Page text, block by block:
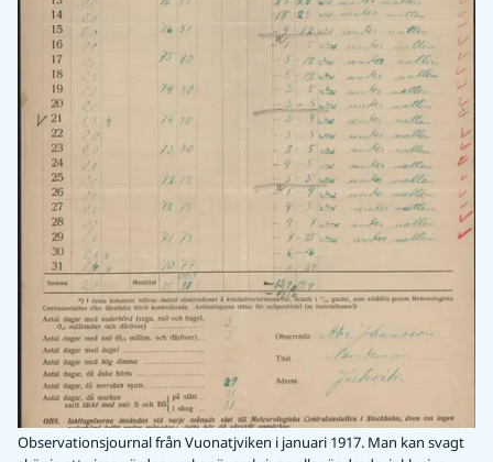
Observationsjournal från Vuonatjviken i januari 1917. Man kan svagt